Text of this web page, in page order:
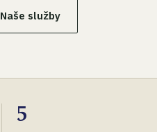
Naše služby
5